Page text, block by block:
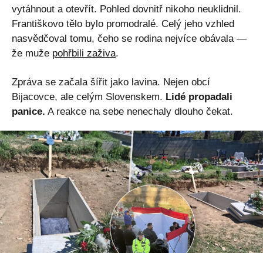
vytáhnout a otevřít. Pohled dovnitř nikoho neuklidnil.
Františkovo tělo bylo promodralé. Celý jeho vzhled
nasvědčoval tomu, čeho se rodina nejvíce obávala —
že muže pohřbili zaživa.
Zpráva se začala šířit jako lavina. Nejen obcí
Bijacovce, ale celým Slovenskem. Lidé propadali
panice. A reakce na sebe nenechaly dlouho čekat.